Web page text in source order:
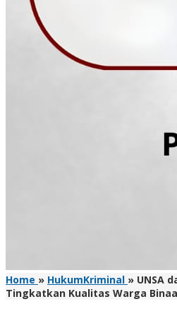
Home » HukumKriminal » UNSA
Tingkatkan Kualitas Warga